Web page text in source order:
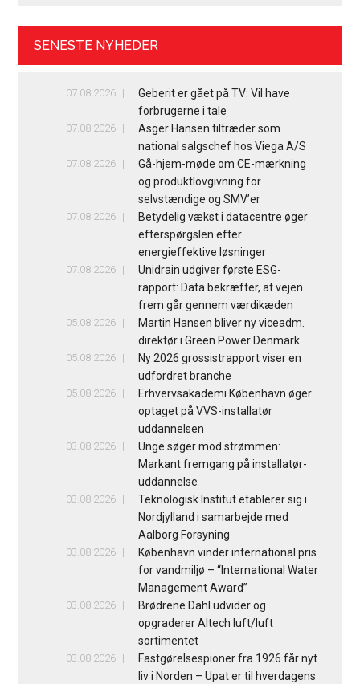
SENESTE NYHEDER
07.08.2026
Geberit er gået på TV: Vil have
forbrugerne i tale
07.08.2026
Asger Hansen tiltræder som
national salgschef hos Viega A/S
07.08.2026
Gå-hjem-møde om CE-mærkning
og produktlovgivning for
selvstændige og SMV’er
07.08.2026
Betydelig vækst i datacentre øger
efterspørgslen efter
energieffektive løsninger
07.08.2026
Unidrain udgiver første ESG-
rapport: Data bekræfter, at vejen
frem går gennem værdikæden
05.08.2026
Martin Hansen bliver ny viceadm.
direktør i Green Power Denmark
05.08.2026
Ny 2026 grossistrapport viser en
udfordret branche
05.08.2026
Erhvervsakademi København øger
optaget på VVS-installatør
uddannelsen
03.08.2026
Unge søger mod strømmen:
Markant fremgang på installatør-
uddannelse
03.08.2026
Teknologisk Institut etablerer sig i
Nordjylland i samarbejde med
Aalborg Forsyning
03.08.2026
København vinder international pris
for vandmiljø – “International Water
Management Award”
03.08.2026
Brødrene Dahl udvider og
opgraderer Altech luft/luft
sortimentet
03.08.2026
Fastgørelsespioner fra 1926 får nyt
liv i Norden – Upat er til hverdagens